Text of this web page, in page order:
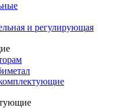
и регулирующая